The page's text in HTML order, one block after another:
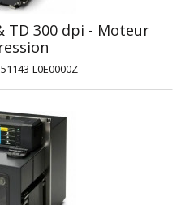
TD 300 dpi - Moteur
L0E0000Z